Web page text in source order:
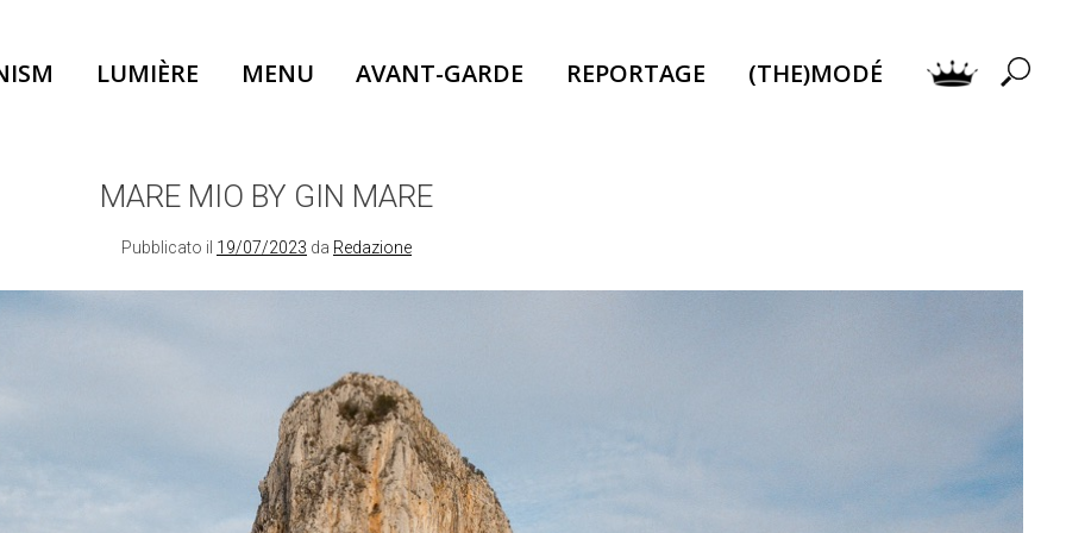
LUMIÈRE MENU AVANT-GARDE REPORTAGE (THE)MODÉ
MARE MIO BY GIN MARE
Pubblicato il 19/07/2023 da Redazione